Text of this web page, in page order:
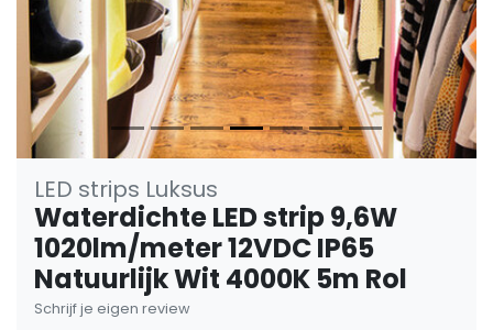
LED strips Luksus
Waterdichte LED strip 9,6W
1020lm/meter 12VDC IP65
Natuurlijk Wit 4000K 5m Rol
Schrijf je eigen review